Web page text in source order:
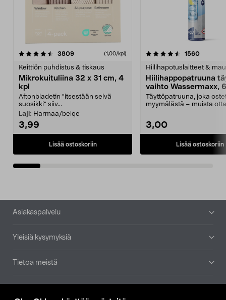
3809arvostelut (1,00/kpl)
Keittiön puhdistus & tiskaus
Mikrokuituliina 32 x 31 cm, 4
kpl
Aftonbladetin "itsestään selvä
suosikki" siiv...
Laji: Harmaa/beige
3,99
Lisää ostoskoriin
4.5viidestä
1560
Hiilihapotuslaitteet &
Hiilihappopatruuna
vaihto Wassermaxx,
Täyttöpatruuna, joka
myymälästä – muista
3,00
Lisää ostoskoriin
4.5viidestä
Alatunniste
Asiakaspalvelu
Yleisiä kysymyksiä
Tietoa meistä